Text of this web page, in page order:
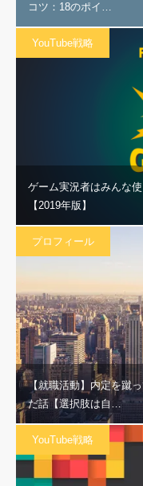
コツ：18のポイ…
YouTube戦略
ゲーム実況者はみんな
【2019年版】
プロフィール
【就職活動】内定を蹴
だ話【選択肢は自…
YouTube戦略